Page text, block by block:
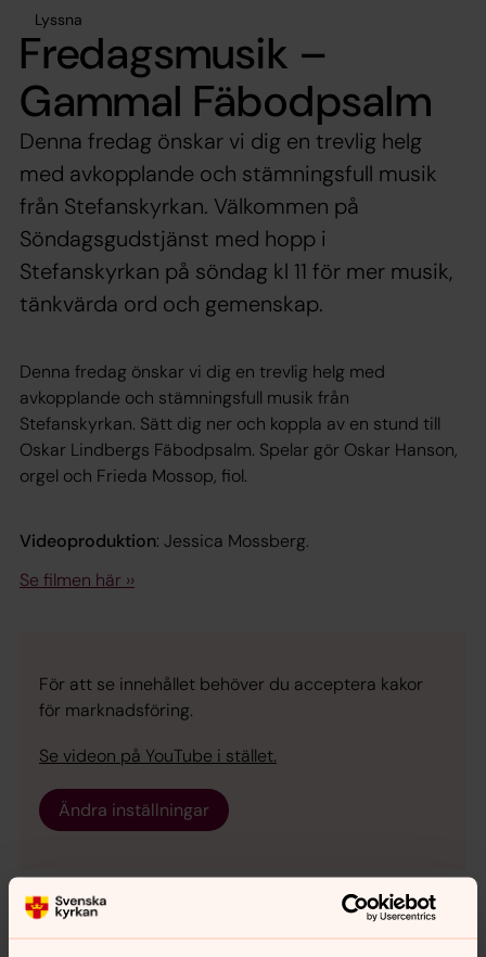
Lyssna
Fredagsmusik –
Gammal Fäbodpsalm
Denna fredag önskar vi dig en trevlig helg
med avkopplande och stämningsfull musik
från Stefanskyrkan. Välkommen på
Söndagsgudstjänst med hopp i
Stefanskyrkan på söndag kl 11 för mer musik,
tänkvärda ord och gemenskap.
Denna fredag önskar vi dig en trevlig helg med
avkopplande och stämningsfull musik från
Stefanskyrkan. Sätt dig ner och koppla av en stund till
Oskar Lindbergs Fäbodpsalm. Spelar gör Oskar Hanson,
orgel och Frieda Mossop, fiol.
Videoproduktion: Jessica Mossberg.
Se filmen här ››
För att se innehållet behöver du acceptera kakor
för marknadsföring.
Se videon på YouTube i stället.
Ändra inställningar
Musikprogram 2026